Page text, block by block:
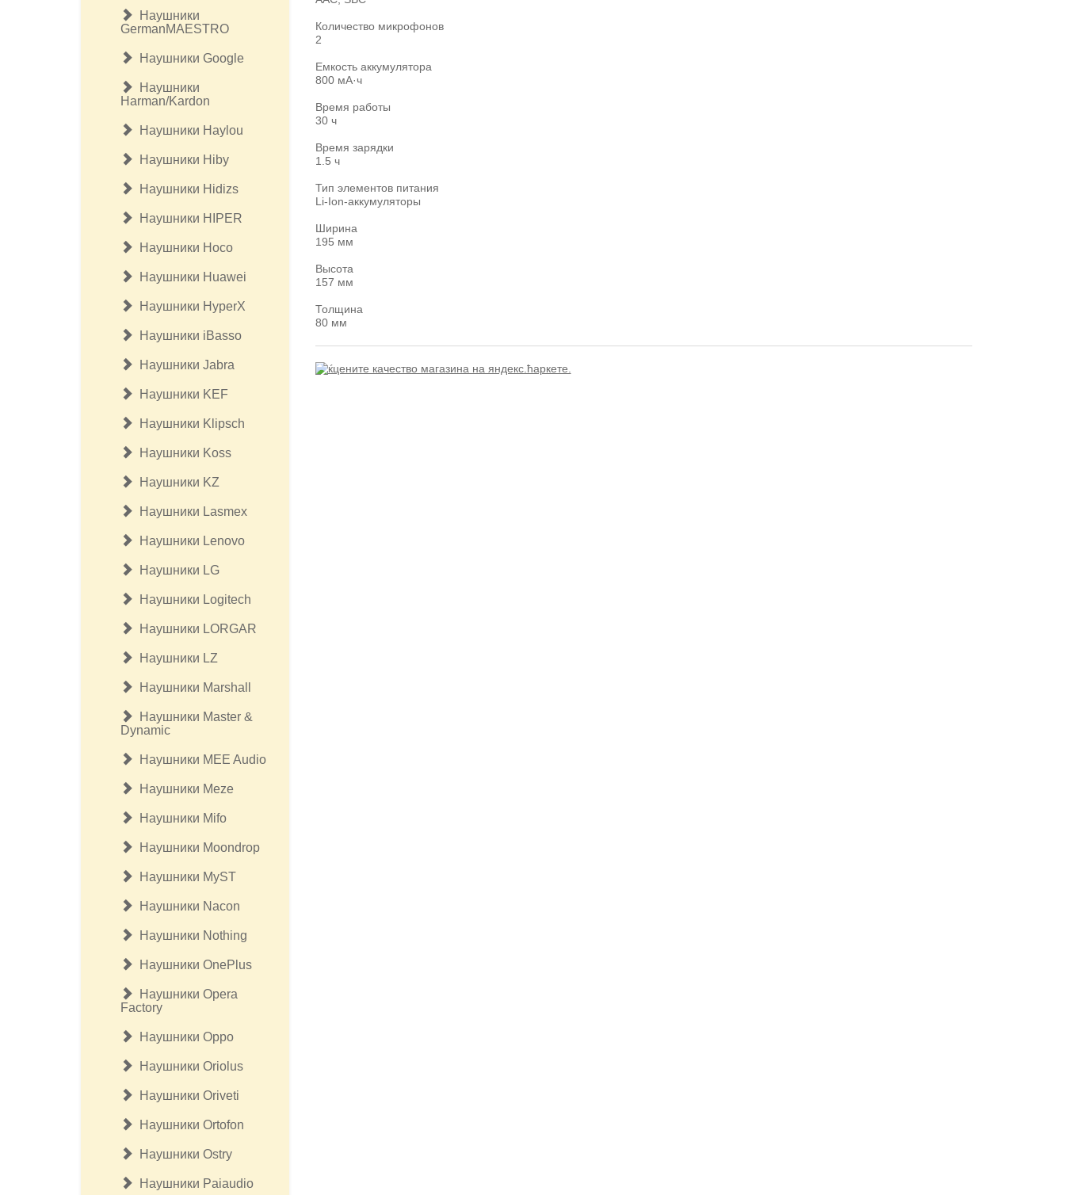
Наушники
GermanMAESTRO
Наушники Google
Наушники
Harman/Kardon
Наушники Haylou
Наушники Hiby
Наушники Hidizs
Наушники HIPER
Наушники Hoco
Наушники Huawei
Наушники HyperX
Наушники iBasso
Наушники Jabra
Наушники KEF
Наушники Klipsсh
Наушники Koss
Наушники KZ
Наушники Lasmex
Наушники Lenovo
Наушники LG
Наушники Logitech
Наушники LORGAR
Наушники LZ
Наушники Marshall
Наушники Master &
Dynamic
Наушники MEE Audio
Наушники Meze
Наушники Mifo
Наушники Moondrop
Наушники MyST
Наушники Nacon
Наушники Nothing
Наушники OnePlus
Наушники Opera
Factory
Наушники Oppo
Наушники Oriolus
Наушники Oriveti
Наушники Ortofon
Наушники Ostry
Наушники Paiaudio
Количество микрофонов
2
Емкость аккумулятора
800 мА·ч
Время работы
30 ч
Время зарядки
1.5 ч
Тип элементов питания
Li-Ion-аккумуляторы
Ширина
195 мм
Высота
157 мм
Толщина
80 мм